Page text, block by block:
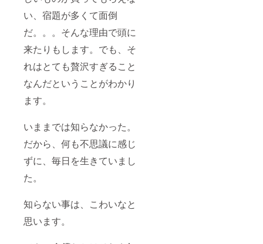
い、宿題が多くて面倒
だ。。。そんな理由で頭に
来たりもします。でも、そ
れはとても贅沢すぎること
なんだということがわかり
ます。
いままでは知らなかった。
だから、何も不思議に感じ
ずに、毎日を生きていまし
た。
知らない事は、こわいなと
思います。